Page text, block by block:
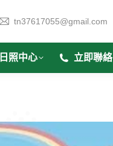
tn37617055@gmail.com
日照中心 立即聯絡